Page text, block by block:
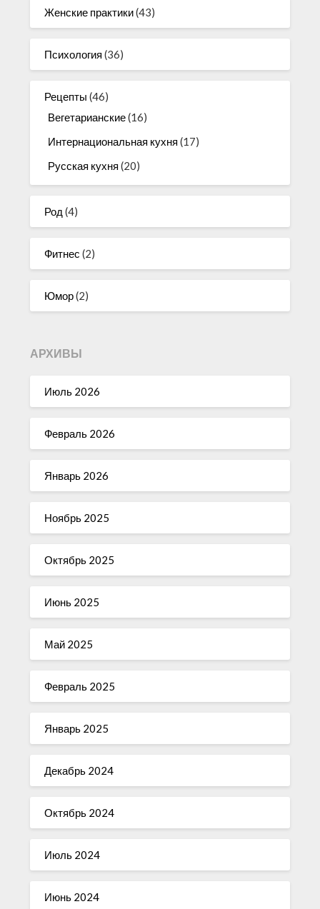
Женские практики(43)
Психология (36)
Рецепты (46)
Вегетарианские(16)
Интернациональная кухня (17)
Русская кухня (20)
Род (4)
Фитнес (2)
Юмор(2)
АРХИВЫ
Июль 2026
Февраль 2026
Январь 2026
Ноябрь 2025
Октябрь 2025
Июнь 2025
Май 2025
Февраль 2025
Январь 2025
Декабрь 2024
Октябрь 2024
Июль 2024
Июнь 2024